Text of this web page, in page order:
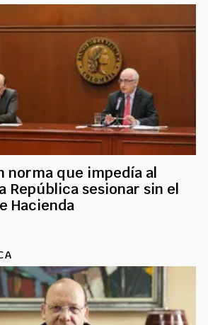
norma que impedía al
República sesionar sin el
Hacienda